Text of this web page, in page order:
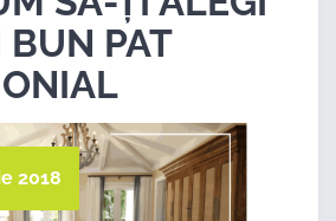
BUN PAT
2018